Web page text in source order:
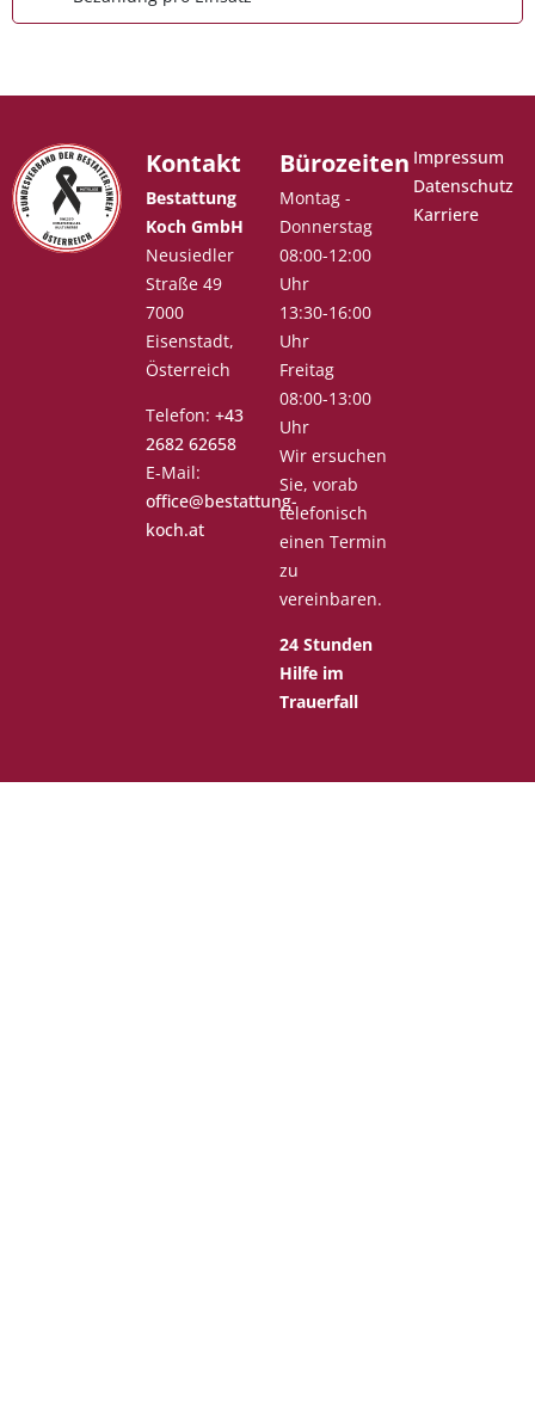
Kontakt
Bestattung
Koch GmbH
Neusiedler
Straße 49
7000
Eisenstadt,
Österreich
Telefon: +43
2682 62658
E-Mail:
office@bestattung-
koch.at
Bürozeiten
Montag -
Donnerstag
08:00-12:00
Uhr
13:30-16:00
Uhr
Freitag
08:00-13:00
Uhr
Wir ersuchen
Sie, vorab
telefonisch
einen Termin
zu
vereinbaren.
24 Stunden
Hilfe im
Trauerfall
Impressum
Datenschutz
Karriere